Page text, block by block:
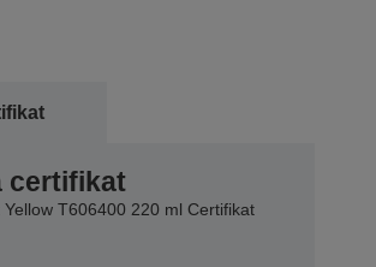
certifikat
Yellow T606400 220 ml Certifikat